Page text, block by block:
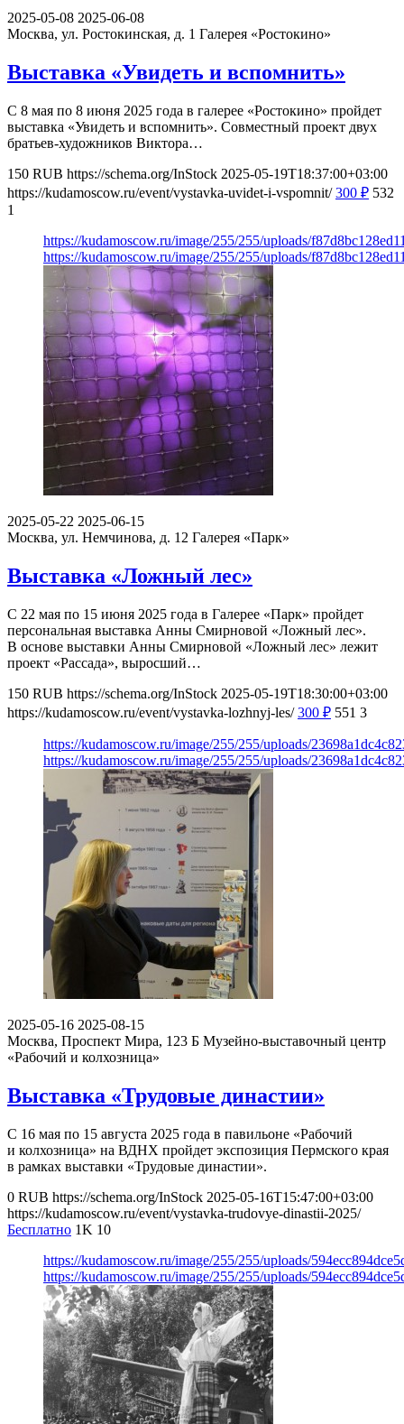
2025-05-08 2025-06-08
Москва, ул. Ростокинская, д. 1 Галерея «Ростокино»
Выставка «Увидеть и вспомнить»
С 8 мая по 8 июня 2025 года в галерее «Ростокино» пройдет
выставка «Увидеть и вспомнить». Совместный проект двух
братьев-художников Виктора…
150 RUB https://schema.org/InStock 2025-05-19T18:37:00+03:00
https://kudamoscow.ru/event/vystavka-uvidet-i-vspomnit/ 300 ₽ 532
1
https://kudamoscow.ru/image/255/255/uploads/
https://kudamoscow.ru/image/255/255/uploads/
2025-05-22 2025-06-15
Москва, ул. Немчинова, д. 12 Галерея «Парк»
Выставка «Ложный лес»
С 22 мая по 15 июня 2025 года в Галерее «Парк» пройдет
персональная выставка Анны Смирновой «Ложный лес».
В основе выставки Анны Смирновой «Ложный лес» лежит
проект «Рассада», выросший…
150 RUB https://schema.org/InStock 2025-05-19T18:30:00+03:00
https://kudamoscow.ru/event/vystavka-lozhnyj-les/ 300 ₽ 551 3
https://kudamoscow.ru/image/255/255/uploads/
https://kudamoscow.ru/image/255/255/uploads/
2025-05-16 2025-08-15
Москва, Проспект Мира, 123 Б Музейно-выставочный центр
«Рабочий и колхозница»
Выставка «Трудовые династии»
С 16 мая по 15 августа 2025 года в павильоне «Рабочий
и колхозница» на ВДНХ пройдет экспозиция Пермского края
в рамках выставки «Трудовые династии».
0 RUB https://schema.org/InStock 2025-05-16T15:47:00+03:00
https://kudamoscow.ru/event/vystavka-trudovye-dinastii-2025/
Бесплатно 1K 10
https://kudamoscow.ru/image/255/255/uploads/
https://kudamoscow.ru/image/255/255/uploads/